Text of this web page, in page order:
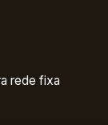
rede fixa